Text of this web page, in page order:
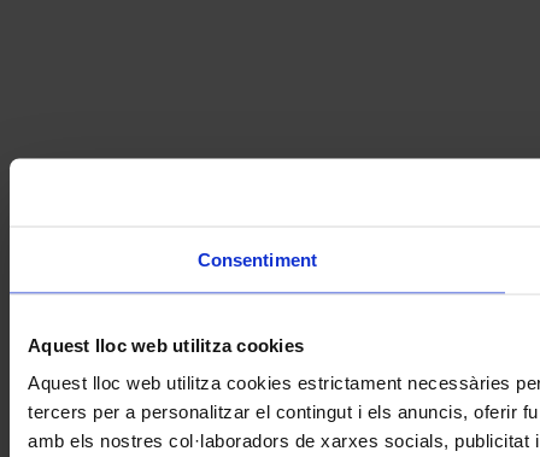
Consentiment
Aquest lloc web utilitza cookies
Aquest lloc web utilitza cookies estrictament necessàries
tercers per a personalitzar el contingut i els anuncis, oferir
amb els nostres col·laboradors de xarxes socials,